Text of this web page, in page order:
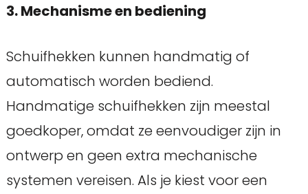
3. Mechanisme en bediening
Schuifhekken kunnen handmatig of
automatisch worden bediend.
Handmatige schuifhekken zijn meestal
goedkoper, omdat ze eenvoudiger zijn in
ontwerp en geen extra mechanische
systemen vereisen. Als je kiest voor een